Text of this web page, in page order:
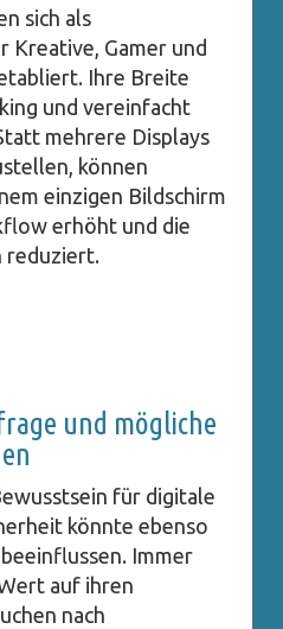
sich als
Kreative, Gamer und
Ihre Breite
und vereinfacht
mehrere Displays
können
einzigen Bildschirm
erhöht und die
reduziert.
und mögliche
für digitale
könnte ebenso
Immer
auf ihren
nach